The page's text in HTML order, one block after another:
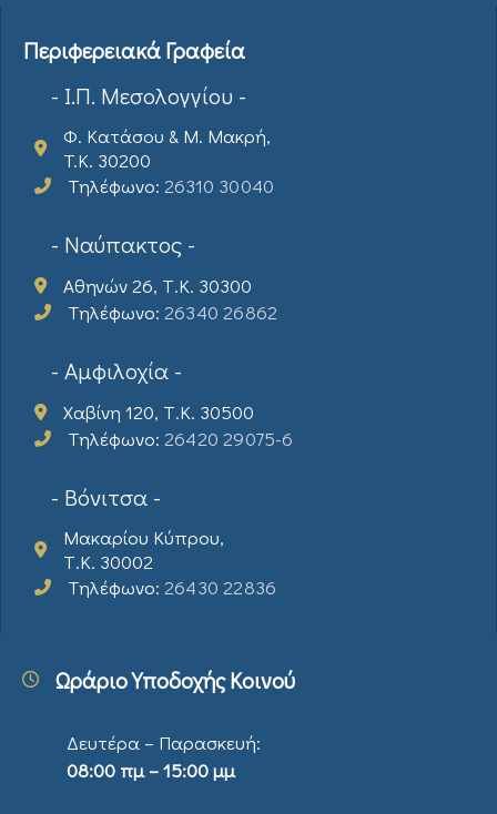
Περιφερειακά Γραφεία
- Ι.Π. Μεσολογγίου -
Φ. Κατάσου & Μ. Μακρή,
T.K. 30200
Τηλέφωνο: 26310 30040
- Ναύπακτος -
Αθηνών 26, Τ.Κ. 30300
Τηλέφωνο: 26340 26862
- Αμφιλοχία -
Χαβίνη 120, Τ.Κ. 30500
Τηλέφωνο: 26420 29075-6
- Βόνιτσα -
Μακαρίου Κύπρου,
Τ.Κ. 30002
Τηλέφωνο: 26430 22836
Ωράριο Υποδοχής Κοινού
Δευτέρα – Παρασκευή:
08:00 πμ – 15:00 μμ